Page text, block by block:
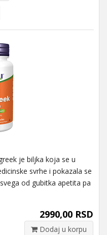
je biljka koja se u
svrhe i pokazala se
od gubitka apetita pa
2990,00 RSD
Dodaj u korpu